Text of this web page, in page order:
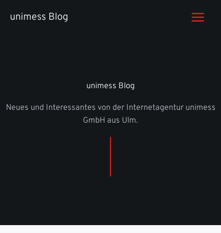
Inhaltunimess Blog
unimess Blog
Neues und Interessantes von der Internetagentur unimess
GmbH aus Ulm.